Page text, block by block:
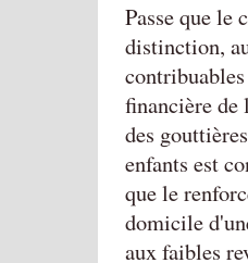
Passe que le
distinction,
financière de
des
enfants est
que le
domicile
aux faibles